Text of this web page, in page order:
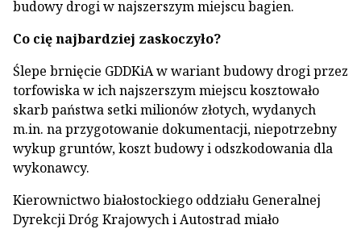
budowy drogi w najszerszym miejscu bagien.
Co cię najbardziej zaskoczyło?
Ślepe brnięcie GDDKiA w wariant budowy drogi przez
torfowiska w ich najszerszym miejscu kosztowało
skarb państwa setki milionów złotych, wydanych
m.in. na przygotowanie dokumentacji, niepotrzebny
wykup gruntów, koszt budowy i odszkodowania dla
wykonawcy.
Kierownictwo białostockiego oddziału Generalnej
Dyrekcji Dróg Krajowych i Autostrad miało